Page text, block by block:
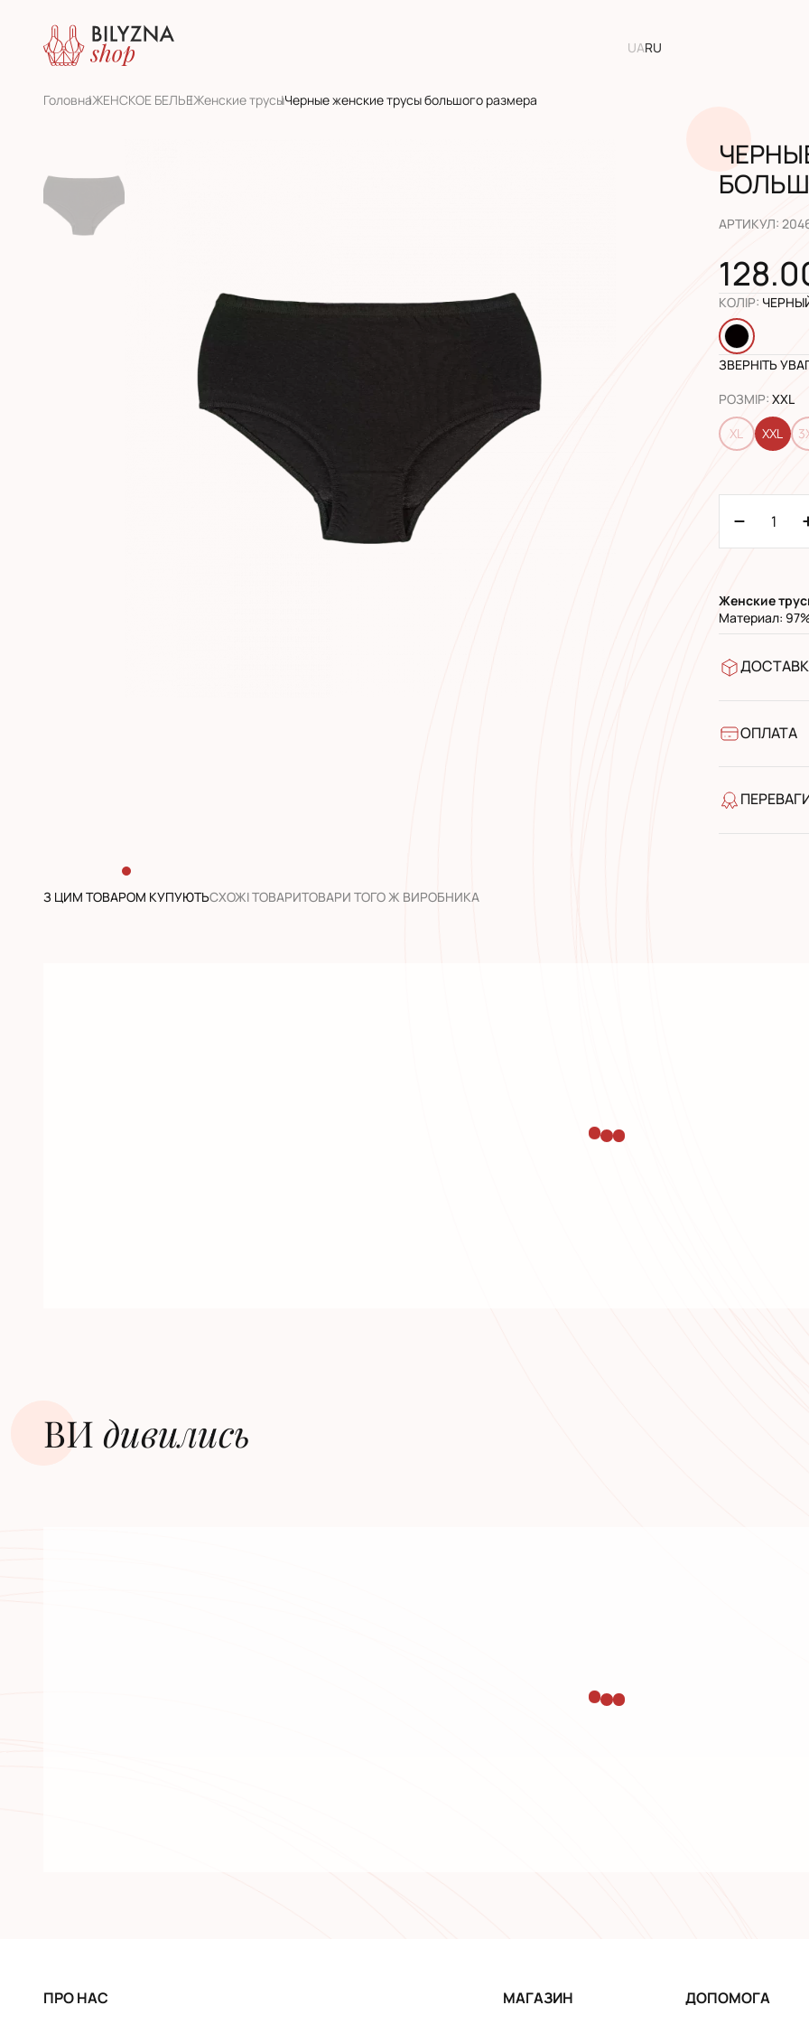
UARU
ГоловнаЖЕНСКОЕ БЕЛЬЕЖенскиe трусыЧерные женские трусы большого размера
АРТИКУЛ:
КОЛІР:
ЗВЕРНІТЬ
РОЗМІР: XXL
XL XXL
Женские
Материал:
УкрПошта
ОПЛАТА
широкий
З ЦИМ ТОВАРОМ КУПУЮТЬCХОЖІ ТОВАРИТОВАРИ ТОГО Ж ВИРОБНИКА
ВИ дивилиcь
ПРО НАС МАГАЗИН ДОПОМОГА